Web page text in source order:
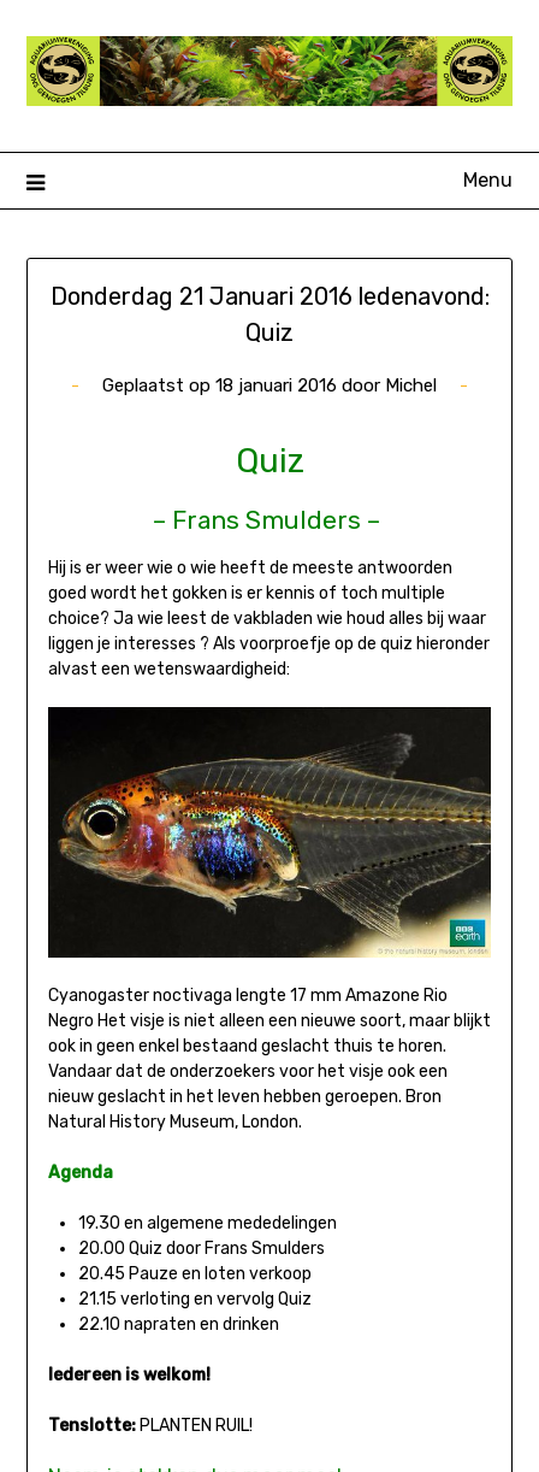
naar
inhoud
Menu
Donderdag 21 Januari 2016 ledenavond:
Quiz
Geplaatst op 18 januari 2016 door Michel
Quiz
– Frans Smulders –
Hij is er weer wie o wie heeft de meeste antwoorden
goed wordt het gokken is er kennis of toch multiple
choice? Ja wie leest de vakbladen wie houd alles bij waar
liggen je interesses ? Als voorproefje op de quiz hieronder
alvast een wetenswaardigheid:
Cyanogaster noctivaga lengte 17 mm Amazone Rio
Negro Het visje is niet alleen een nieuwe soort, maar blijkt
ook in geen enkel bestaand geslacht thuis te horen.
Vandaar dat de onderzoekers voor het visje ook een
nieuw geslacht in het leven hebben geroepen. Bron
Natural History Museum, London.
Agenda
19.30 en algemene mededelingen
20.00 Quiz door Frans Smulders
20.45 Pauze en loten verkoop
21.15 verloting en vervolg Quiz
22.10 napraten en drinken
Iedereen is welkom!
Tenslotte: PLANTEN RUIL!